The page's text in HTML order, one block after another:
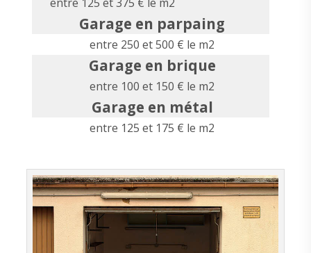
Garage en parpaing
entre 250 et 500 € le m2
Garage en brique
entre 100 et 150 € le m2
Garage en métal
entre 125 et 175 € le m2